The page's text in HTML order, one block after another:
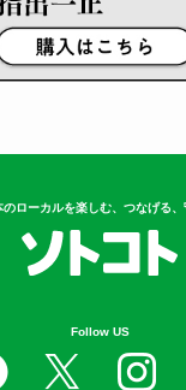
のローカルを楽しむ、つなげる、
Contents